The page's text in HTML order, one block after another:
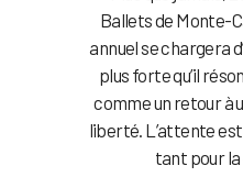
Ballets de Monte-
annuel se chargera
plus forte qu’il
comme un retour à
liberté. L’attente
tant pour la